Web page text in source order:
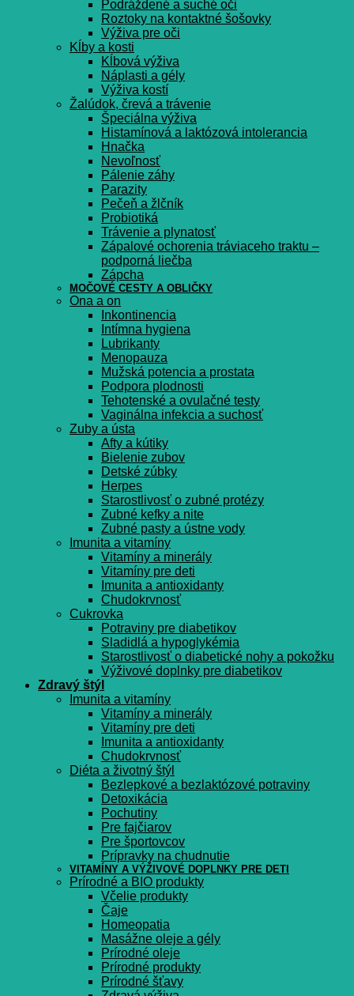
Podráždené a suché oči
Roztoky na kontaktné šošovky
Výživa pre oči
Kĺby a kosti
Kĺbová výživa
Náplasti a gély
Výživa kostí
Žalúdok, črevá a trávenie
Špeciálna výživa
Histamínová a laktózová intolerancia
Hnačka
Nevoľnosť
Pálenie záhy
Parazity
Pečeň a žlčník
Probiotiká
Trávenie a plynatosť
Zápalové ochorenia tráviaceho traktu –
podporná liečba
Zápcha
MOČOVÉ CESTY A OBLIČKY
Ona a on
Inkontinencia
Intímna hygiena
Lubrikanty
Menopauza
Mužská potencia a prostata
Podpora plodnosti
Tehotenské a ovulačné testy
Vaginálna infekcia a suchosť
Zuby a ústa
Afty a kútiky
Bielenie zubov
Detské zúbky
Herpes
Starostlivosť o zubné protézy
Zubné kefky a nite
Zubné pasty a ústne vody
Imunita a vitamíny
Vitamíny a minerály
Vitamíny pre deti
Imunita a antioxidanty
Chudokrvnosť
Cukrovka
Potraviny pre diabetikov
Sladidlá a hypoglykémia
Starostlivosť o diabetické nohy a pokožku
Výživové doplnky pre diabetikov
Zdravý štýl
Imunita a vitamíny
Vitamíny a minerály
Vitamíny pre deti
Imunita a antioxidanty
Chudokrvnosť
Diéta a životný štýl
Bezlepkové a bezlaktózové potraviny
Detoxikácia
Pochutiny
Pre fajčiarov
Pre športovcov
Prípravky na chudnutie
VITAMÍNY A VÝŽIVOVÉ DOPLNKY PRE DETI
Prírodné a BIO produkty
Včelie produkty
Čaje
Homeopatia
Masážne oleje a gély
Prírodné oleje
Prírodné produkty
Prírodné šťavy